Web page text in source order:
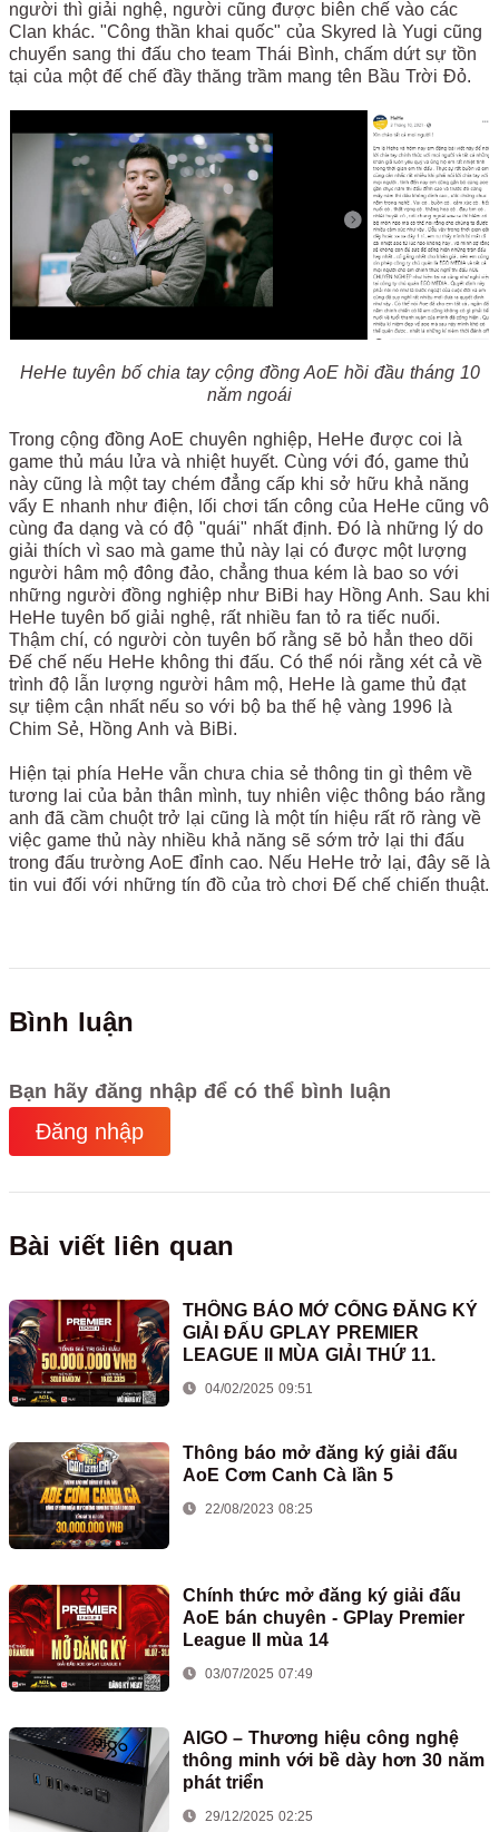
người thì giải nghệ, người cũng được biên chế vào các
Clan khác. "Công thần khai quốc" của Skyred là Yugi cũng
chuyển sang thi đấu cho team Thái Bình, chấm dứt sự tồn
tại của một đế chế đầy thăng trầm mang tên Bầu Trời Đỏ.
HeHe tuyên bố chia tay cộng đồng AoE hồi đầu tháng 10
năm ngoái
Trong cộng đồng AoE chuyên nghiệp, HeHe được coi là
game thủ máu lửa và nhiệt huyết. Cùng với đó, game thủ
này cũng là một tay chém đẳng cấp khi sở hữu khả năng
vẩy E nhanh như điện, lối chơi tấn công của HeHe cũng vô
cùng đa dạng và có độ "quái" nhất định. Đó là những lý do
giải thích vì sao mà game thủ này lại có được một lượng
người hâm mộ đông đảo, chẳng thua kém là bao so với
những người đồng nghiệp như BiBi hay Hồng Anh. Sau khi
HeHe tuyên bố giải nghệ, rất nhiều fan tỏ ra tiếc nuối.
Thậm chí, có người còn tuyên bố rằng sẽ bỏ hẳn theo dõi
Đế chế nếu HeHe không thi đấu. Có thể nói rằng xét cả về
trình độ lẫn lượng người hâm mộ, HeHe là game thủ đạt
sự tiệm cận nhất nếu so với bộ ba thế hệ vàng 1996 là
Chim Sẻ, Hồng Anh và BiBi.
Hiện tại phía HeHe vẫn chưa chia sẻ thông tin gì thêm về
tương lai của bản thân mình, tuy nhiên việc thông báo rằng
anh đã cầm chuột trở lại cũng là một tín hiệu rất rõ ràng về
việc game thủ này nhiều khả năng sẽ sớm trở lại thi đấu
trong đấu trường AoE đỉnh cao. Nếu HeHe trở lại, đây sẽ là
tin vui đối với những tín đồ của trò chơi Đế chế chiến thuật.
Bình luận
Bạn hãy đăng nhập để có thể bình luận
Đăng nhập
Bài viết liên quan
THÔNG BÁO MỞ CỔNG ĐĂNG KÝ
GIẢI ĐẤU GPLAY PREMIER
LEAGUE II MÙA GIẢI THỨ 11.
04/02/2025 09:51
Thông báo mở đăng ký giải đấu
AoE Cơm Canh Cà lần 5
22/08/2023 08:25
Chính thức mở đăng ký giải đấu
AoE bán chuyên - GPlay Premier
League II mùa 14
03/07/2025 07:49
AIGO – Thương hiệu công nghệ
thông minh với bề dày hơn 30 năm
phát triển
29/12/2025 02:25